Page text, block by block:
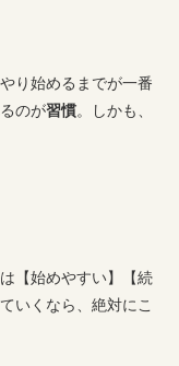
り始めるまでが一番
のが習慣。しかも、
【始めやすい】【続
いくなら、絶対にこ